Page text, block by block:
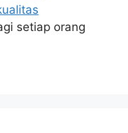
setiap orang